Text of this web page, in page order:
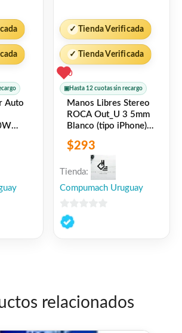
✓ Tienda Verificada
✓ Tienda Verificada
0
▣ Hasta 12 cuotas sin recargo
Manos Libres Stereo
ROCA Out_U 3 5mm
Blanco (tipo iPhone)
Universal
$293
Tienda:
Compumach Uruguay
0
de
relacionados